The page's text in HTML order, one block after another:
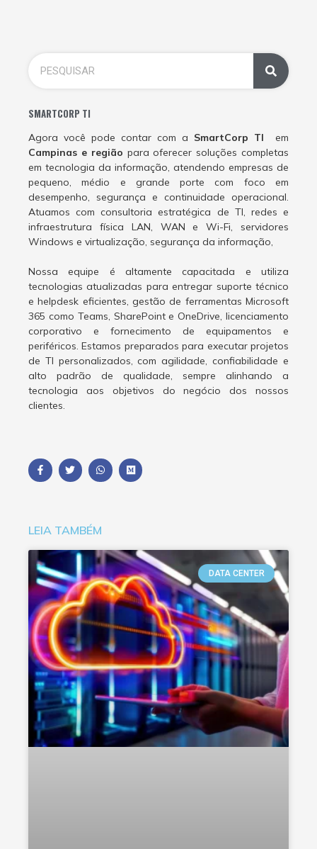
SMARTCORP TI
Agora você pode contar com a SmartCorp TI em
Campinas e região para oferecer soluções completas
em tecnologia da informação, atendendo empresas de
pequeno, médio e grande porte com foco em
desempenho, segurança e continuidade operacional.
Atuamos com consultoria estratégica de TI, redes e
infraestrutura física LAN, WAN e Wi-Fi, servidores
Windows e virtualização, segurança da informação,
Nossa equipe é altamente capacitada e utiliza
tecnologias atualizadas para entregar suporte técnico
e helpdesk eficientes, gestão de ferramentas Microsoft
365 como Teams, SharePoint e OneDrive, licenciamento
corporativo e fornecimento de equipamentos e
periféricos. Estamos preparados para executar projetos
de TI personalizados, com agilidade, confiabilidade e
alto padrão de qualidade, sempre alinhando a
tecnologia aos objetivos do negócio dos nossos
clientes.
LEIA TAMBÉM
DATA CENTER